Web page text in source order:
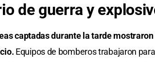
de guerra y
captadas durante la tarde
Equipos de bomberos trabajaron